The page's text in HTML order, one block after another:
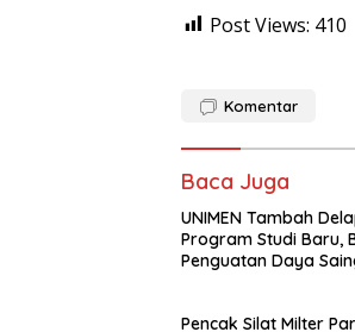
Post Views: 410
Komentar
Baca Juga
UNIMEN Tambah
Program Studi Baru,
Penguatan Daya
Pencak Silat Milter